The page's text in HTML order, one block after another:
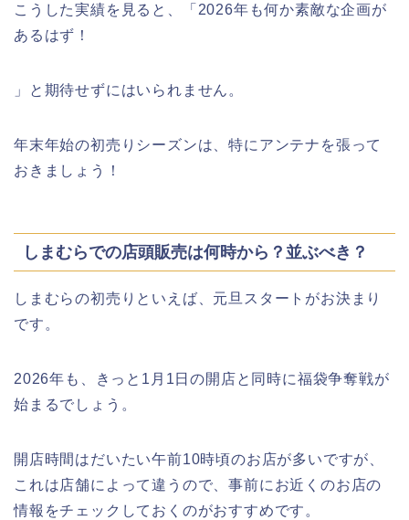
こうした実績を見ると、「2026年も何か素敵な企画が
あるはず！
」と期待せずにはいられません。
年末年始の初売りシーズンは、特にアンテナを張って
おきましょう！
しまむらでの店頭販売は何時から？並ぶべき？
しまむらの初売りといえば、元旦スタートがお決まり
です。
2026年も、きっと1月1日の開店と同時に福袋争奪戦が
始まるでしょう。
開店時間はだいたい午前10時頃のお店が多いですが、
これは店舗によって違うので、事前にお近くのお店の
情報をチェックしておくのがおすすめです。